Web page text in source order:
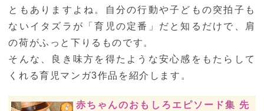
ともありますよね。自分の行動や子どもの突拍子も
ないイタズラが「育児の定番」だと知るだけで、肩
の荷がふっと下りるものです。
そんな、良き味方を得たような安心感をもたらして
くれる育児マンガ3作品を紹介します。
赤ちゃんのおもしろエピソード集 先